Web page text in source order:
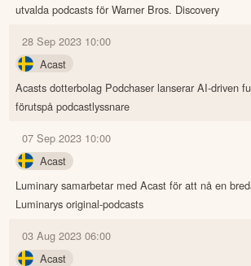
utvalda podcasts för Warner Bros. Discovery
28 Sep 2023 10:00
Acast
Acasts dotterbolag Podchaser lanserar AI-driven
förutspå podcastlyssnare
07 Sep 2023 10:00
Acast
Luminary samarbetar med Acast för att nå en
Luminarys original-podcasts
03 Aug 2023 06:00
Acast